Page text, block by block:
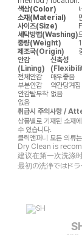
색상(Color)
소재(Material)
사이즈(Size)
세탁방법(Washing)
중량(Weight)
제조국(Origin)
안감
(Lining)
신축성
전체안감
매우좋음
부분안감
약간당겨짐
안감탈부착 없음
없음
취급시 주의사항 /
상품별로 기재된 소재
수 있습니다.
클릭앤퍼니 모든 의류
Dry Clean is
建议在第一次洗涤
最初の洗浄ではドラ